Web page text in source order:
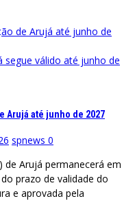
segue válido até junho de
Arujá até junho de 2027
spnews 0
de Arujá permanecerá em
prazo de validade do
e aprovada pela